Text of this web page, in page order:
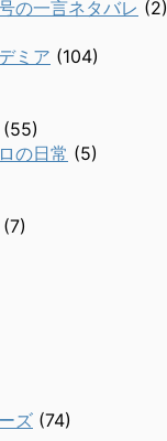
の一言ネタバレ (2)
ミア (104)
(55)
の日常 (5)
(7)
ズ (74)